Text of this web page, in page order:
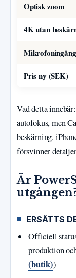
Optisk zoom
4K utan
Mikrofoningång
Pris ny (SEK)
Vad detta
autofokus, men
beskärning.
försvinner
Är
ERSÄTTS
Officiell
produktion
(butik))